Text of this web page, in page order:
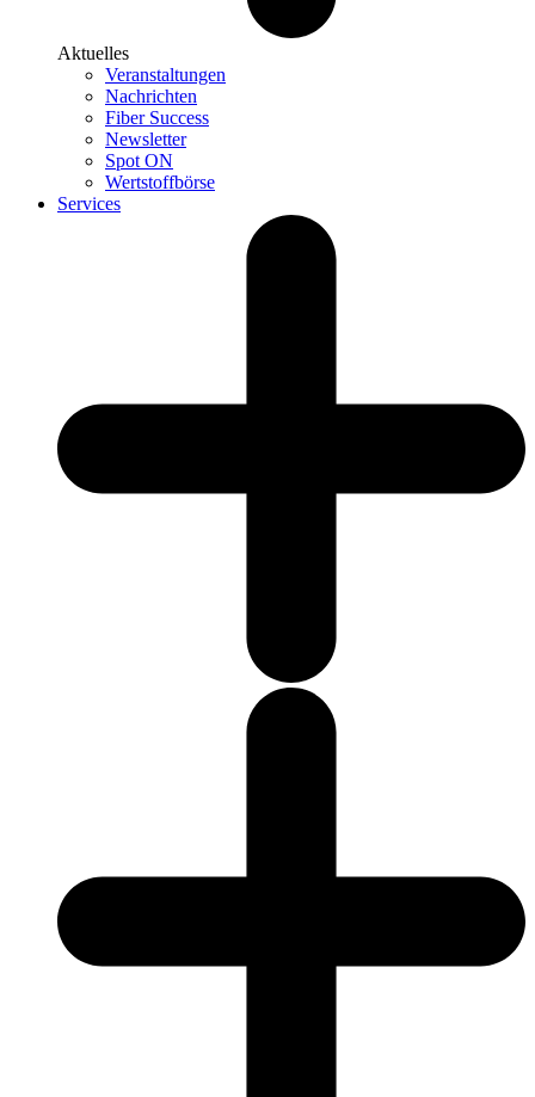
Aktuelles
Veranstaltungen
Nachrichten
Fiber Success
Newsletter
Spot ON
Wertstoffbörse
Services